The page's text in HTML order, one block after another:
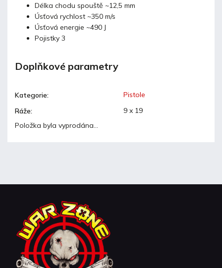
Délka chodu spouště ~12,5 mm
Úsťová rychlost ~350 m/s
Úsťová energie ~490 J
Pojistky 3
Doplňkové parametry
Kategorie:
Pistole
Ráže:
9 x 19
Položka byla vyprodána…